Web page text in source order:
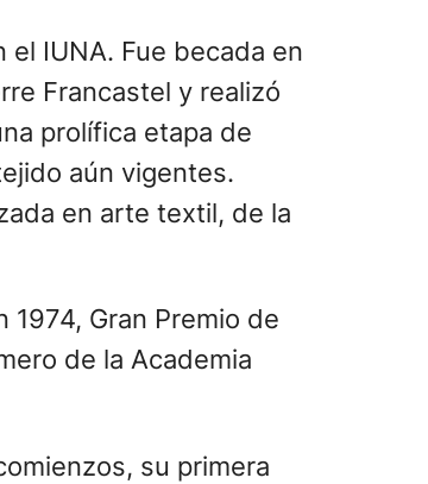
IUNA. Fue becada en
Francastel y realizó
prolífica etapa de
aún vigentes.
en arte textil, de la
Gran Premio de
de la Academia
su primera